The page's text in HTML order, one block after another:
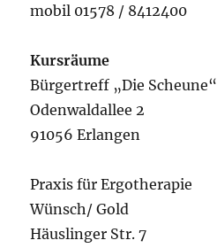
mobil 01578 / 8412400
Kursräume
Bürgertreff „Die Scheune“
Odenwaldallee 2
91056 Erlangen
Praxis für Ergotherapie
Wünsch/ Gold
Häuslinger Str. 7